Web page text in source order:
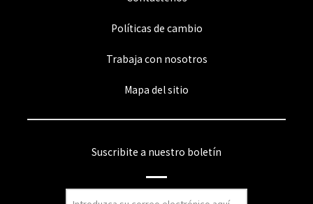
Políticas de cambio
Trabaja con nosotros
Mapa del sitio
Suscribite a nuestro boletín